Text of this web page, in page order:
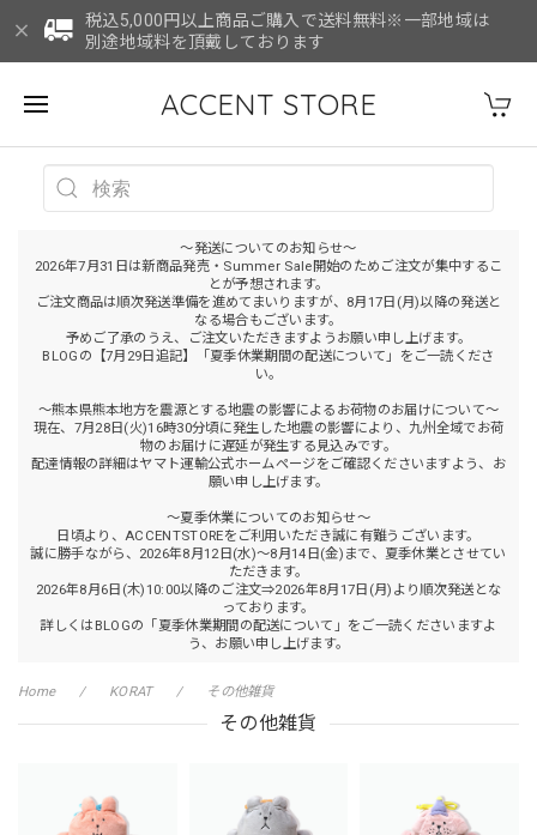
税込5,000円以上商品ご購入で送料無料※一部地域は
別途地域料を頂戴しております
ACCENT STORE
～発送についてのお知らせ～
2026年7月31日は新商品発売・Summer Sale開始のためご注文が集中するこ
とが予想されます。
ご注文商品は順次発送準備を進めてまいりますが、8月17日(月)以降の発送と
なる場合もございます。
予めご了承のうえ、ご注文いただきますようお願い申し上げます。
BLOGの【7月29日追記】「夏季休業期間の配送について」をご一読くださ
い。
～熊本県熊本地方を震源とする地震の影響によるお荷物のお届けについて～
現在、7月28日(火)16時30分頃に発生した地震の影響により、九州全域でお荷
物のお届けに遅延が発生する見込みです。
配達情報の詳細はヤマト運輸公式ホームページをご確認くださいますよう、お
願い申し上げます。
～夏季休業についてのお知らせ～
日頃より、ACCENTSTOREをご利用いただき誠に有難うございます。
誠に勝手ながら、2026年8月12日(水)～8月14日(金)まで、夏季休業とさせてい
ただきます。
2026年8月6日(木)10:00以降のご注文⇒2026年8月17日(月)より順次発送とな
っております。
詳しくはBLOGの「夏季休業期間の配送について」をご一読くださいますよ
う、お願い申し上げます。
Home KORAT その他雑貨
その他雑貨